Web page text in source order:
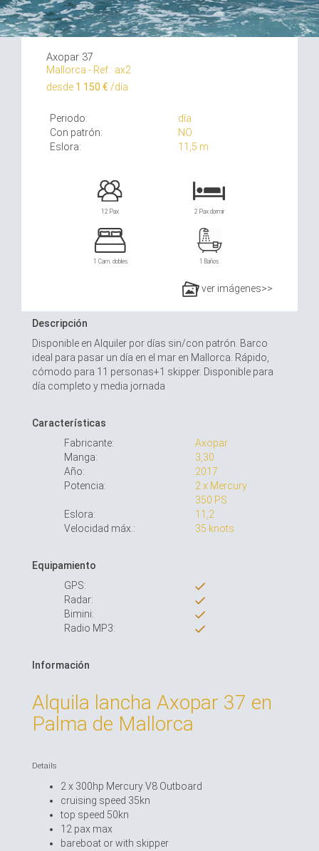
Axopar 37
Mallorca - Ref.: ax2
desde 1 150 € /día
Periodo:
día
Con patrón:
NO
Eslora:
11,5 m
12 Pax 2 Pax dormir
1 Cam. dobles 1 Baños
ver imágenes>>
Descripción
Disponible en Alquiler por días sin/con patrón. Barco
ideal para pasar un día en el mar en Mallorca. Rápido,
cómodo para 11 personas+1 skipper. Disponible para
día completo y media jornada
Características
Fabricante:
Axopar
Manga:
3,30
Año:
2017
Potencia:
2 x Mercury
350 PS
Eslora:
11,2
Velocidad máx.:
35 knots
Equipamiento
GPS:
Radar:
Bimini:
Radio MP3:
Información
Alquila lancha Axopar 37 en
Palma de Mallorca
Details
2 x 300hp Mercury V8 Outboard
cruising speed 35kn
top speed 50kn
12 pax max
bareboat or with skipper